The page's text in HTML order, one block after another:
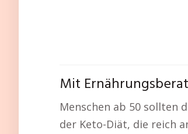
Mit
Menschen ab 50 sollten
der Keto-Diät, die reich